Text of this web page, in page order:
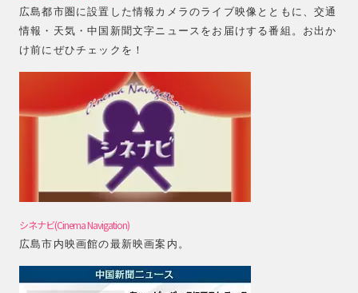
広島都市圏に設置した情報カメラのライブ映像とともに、交通
情報・天気・中国新聞文字ニュースをお届けする番組。お出か
け前にぜひチェックを！
シネナビ(Cinema Navigation)
広島市内映画館の最新映画案内。